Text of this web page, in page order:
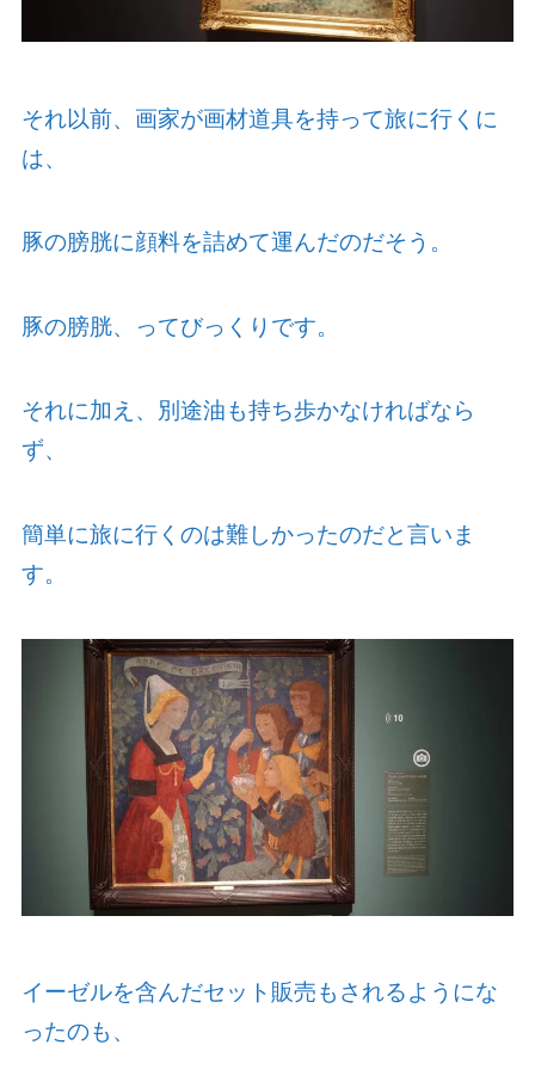
それ以前、画家が画材道具を持って旅に行くに
は、
豚の膀胱に顔料を詰めて運んだのだそう。
豚の膀胱、ってびっくりです。
それに加え、別途油も持ち歩かなければなら
ず、
簡単に旅に行くのは難しかったのだと言いま
す。
イーゼルを含んだセット販売もされるようにな
ったのも、